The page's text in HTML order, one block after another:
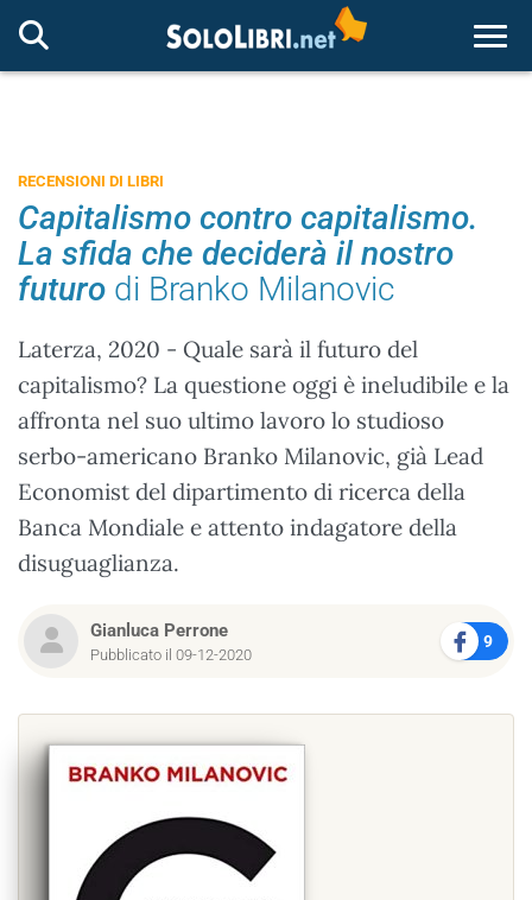
RECENSIONI DI LIBRI
Capitalismo contro capitalismo.
La sfida che deciderà il nostro
futuro di Branko Milanovic
Laterza, 2020 - Quale sarà il futuro del
capitalismo? La questione oggi è ineludibile e la
affronta nel suo ultimo lavoro lo studioso
serbo-americano Branko Milanovic, già Lead
Economist del dipartimento di ricerca della
Banca Mondiale e attento indagatore della
disuguaglianza.
Gianluca Perrone
Pubblicato il 09-12-2020
9